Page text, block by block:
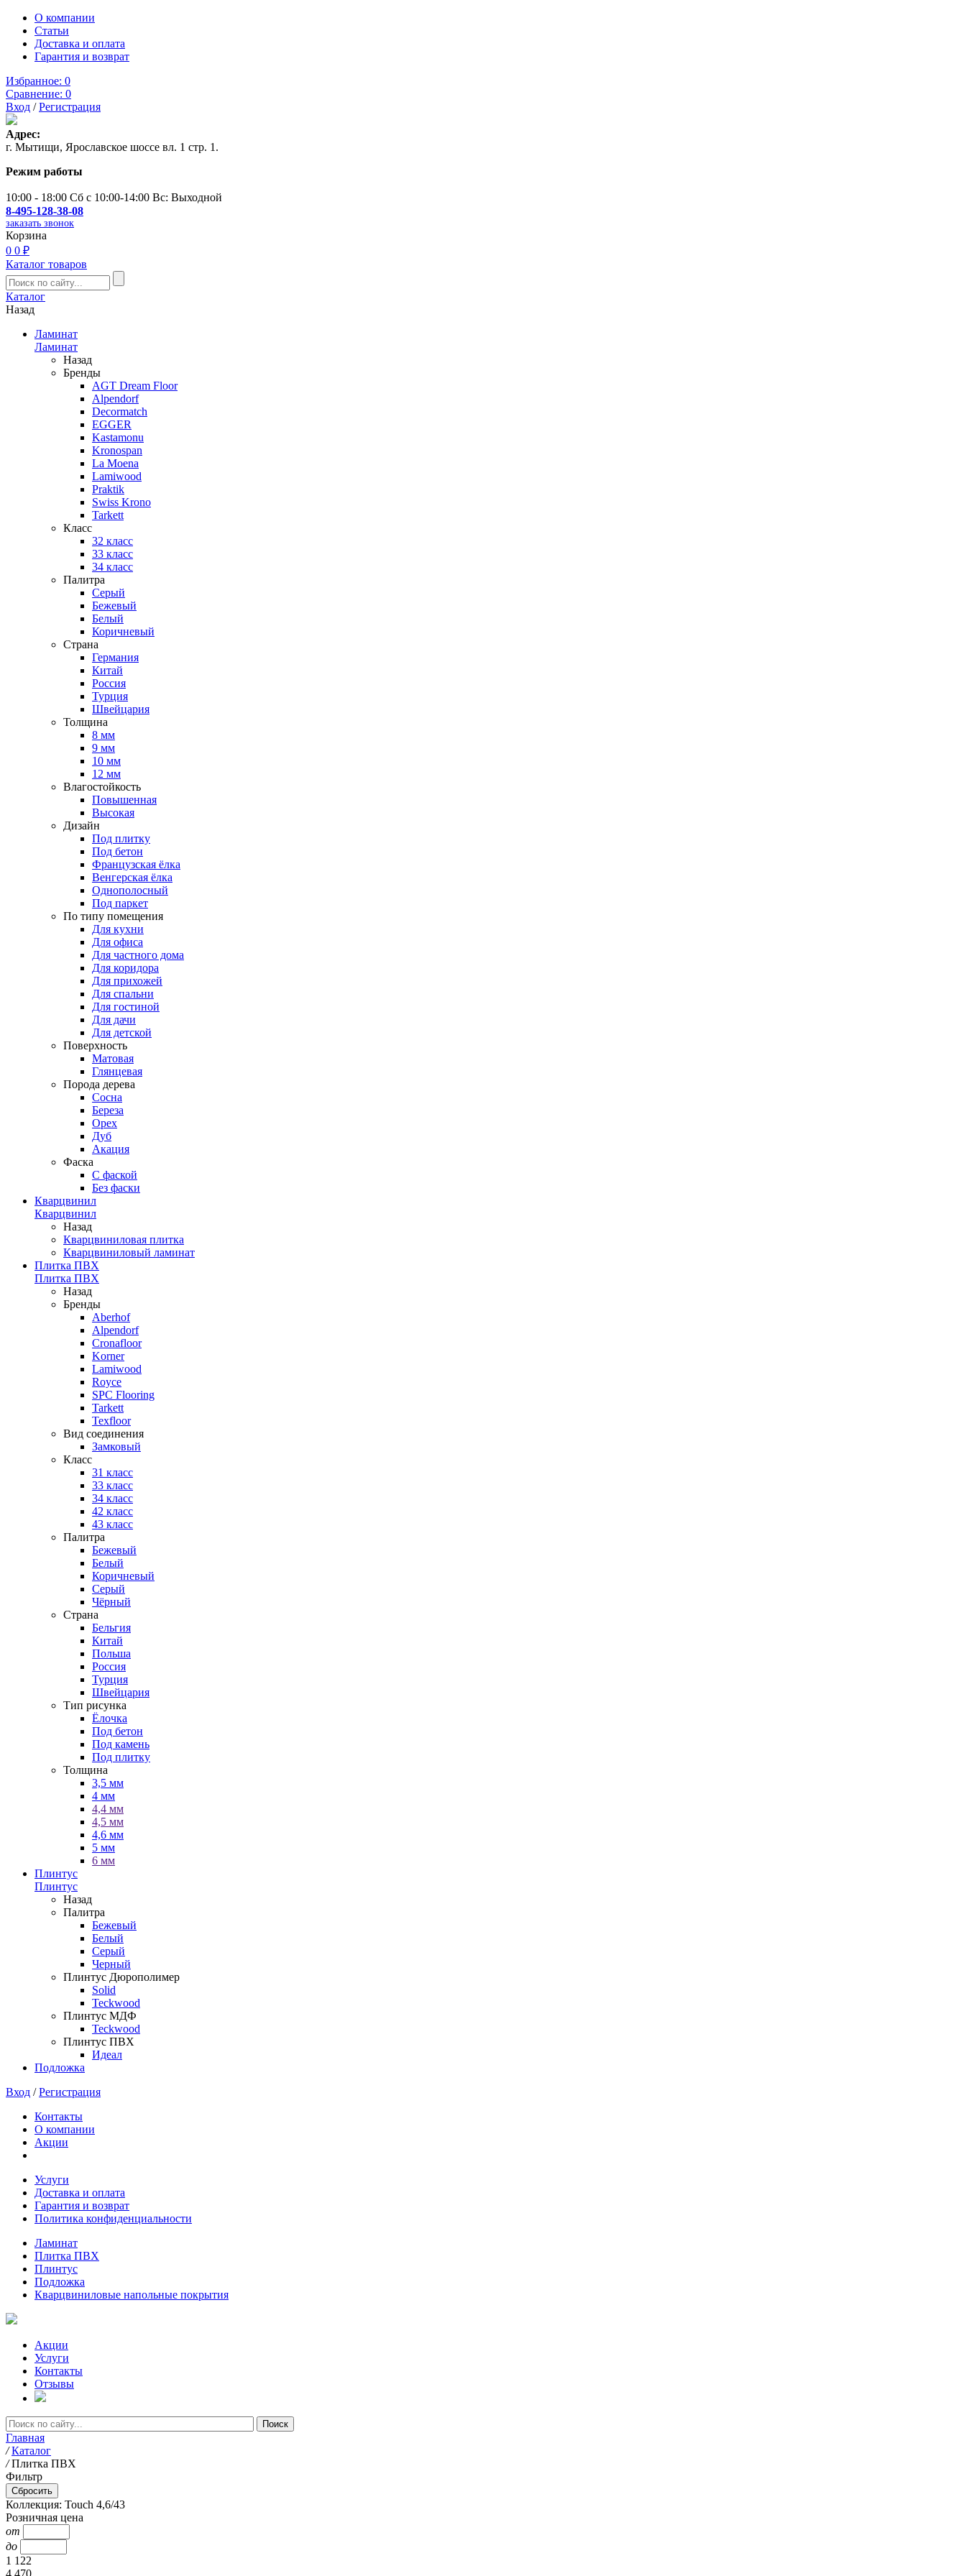
О компании
Статьи
Доставка и оплата
Гарантия и возврат
Избранное: 0
Сравнение: 0
Вход /Регистрация
Адрес:
г. Мытищи, Ярославское шоссе вл. 1 стр. 1.
Режим работы
10:00 - 18:00 Сб с 10:00-14:00 Вс: Выходной
8-495-128-38-08
заказать звонок
Корзина
0 0 ₽
Каталог товаров
Каталог
Назад
Ламинат
Ламинат
Назад
Бренды
AGT Dream Floor
Alpendorf
Decormatch
EGGER
Kastamonu
Kronospan
La Moena
Lamiwood
Praktik
Swiss Krono
Tarkett
Класс
32 класс
33 класс
34 класс
Палитра
Серый
Бежевый
Белый
Коричневый
Страна
Германия
Китай
Россия
Турция
Швейцария
Толщина
8 мм
9 мм
10 мм
12 мм
Влагостойкость
Повышенная
Высокая
Дизайн
Под плитку
Под бетон
Французская ёлка
Венгерская ёлка
Однополосный
Под паркет
По типу помещения
Для кухни
Для офиса
Для частного дома
Для коридора
Для прихожей
Для спальни
Для гостиной
Для дачи
Для детской
Поверхность
Матовая
Глянцевая
Порода дерева
Сосна
Береза
Орех
Дуб
Акация
Фаска
С фаской
Без фаски
Кварцвинил
Кварцвинил
Назад
Кварцвиниловая плитка
Кварцвиниловый ламинат
Плитка ПВХ
Плитка ПВХ
Назад
Бренды
Aberhof
Alpendorf
Cronafloor
Korner
Lamiwood
Royce
SPC Flooring
Tarkett
Texfloor
Вид соединения
Замковый
Класс
31 класс
33 класс
34 класс
42 класс
43 класс
Палитра
Бежевый
Белый
Коричневый
Серый
Чёрный
Страна
Бельгия
Китай
Польша
Россия
Турция
Швейцария
Тип рисунка
Ёлочка
Под бетон
Под камень
Под плитку
Толщина
3,5 мм
4 мм
4,4 мм
4,5 мм
4,6 мм
5 мм
6 мм
Плинтус
Плинтус
Назад
Палитра
Бежевый
Белый
Серый
Черный
Плинтус Дюрополимер
Solid
Teckwood
Плинтус МДФ
Teckwood
Плинтус ПВХ
Идеал
Подложка
Вход /Регистрация
Контакты
О компании
Акции
Услуги
Доставка и оплата
Гарантия и возврат
Политика конфиденциальности
Ламинат
Плитка ПВХ
Плинтус
Подложка
Кварцвиниловые напольные покрытия
Акции
Услуги
Контакты
Отзывы
Главная
/ Каталог
/ Плитка ПВХ
Фильтр
Коллекция: Touch 4,6/43
Розничная цена
от
до
1 122
4 470